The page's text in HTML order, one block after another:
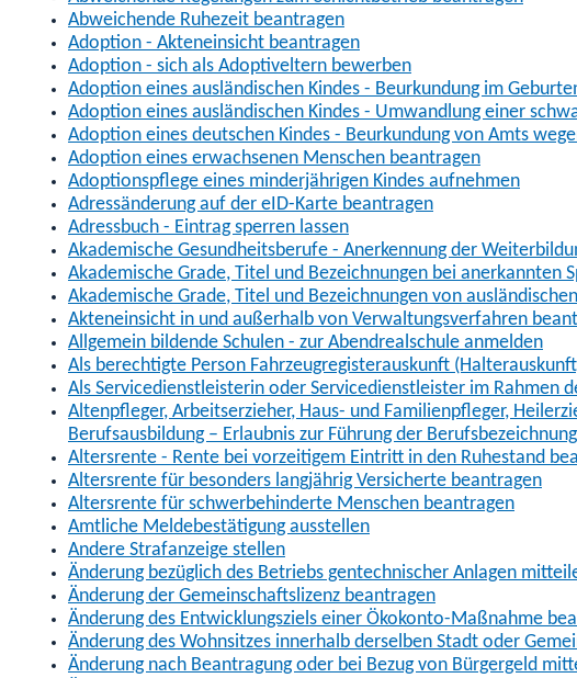
Abweichende Ruhezeit beantragen
Adoption - Akteneinsicht beantragen
Adoption - sich als Adoptiveltern bewerben
Adoption eines ausländischen Kindes - Beurkundung im
Adoption eines ausländischen Kindes - Umwandlung einer
Adoption eines deutschen Kindes - Beurkundung von Amts
Adoption eines erwachsenen Menschen beantragen
Adoptionspflege eines minderjährigen Kindes aufnehmen
Adressänderung auf der eID-Karte beantragen
Adressbuch - Eintrag sperren lassen
Akademische Gesundheitsberufe - Anerkennung der
Akademische Grade, Titel und Bezeichnungen bei anerkannten
Akademische Grade, Titel und Bezeichnungen von
Akteneinsicht in und außerhalb von Verwaltungsverfahren
Allgemein bildende Schulen - zur Abendrealschule anmelden
Als berechtigte Person Fahrzeugregisterauskunft
Als Servicedienstleisterin oder Servicedienstleister im Rahmen
Altenpfleger, Arbeitserzieher, Haus- und Familienpfleger,
Berufsausbildung – Erlaubnis zur Führung der
Altersrente - Rente bei vorzeitigem Eintritt in den Ruhestand
Altersrente für besonders langjährig Versicherte beantragen
Altersrente für schwerbehinderte Menschen beantragen
Amtliche Meldebestätigung ausstellen
Andere Strafanzeige stellen
Änderung bezüglich des Betriebs gentechnischer Anlagen
Änderung der Gemeinschaftslizenz beantragen
Änderung des Entwicklungsziels einer Ökokonto-Maßnahme
Änderung des Wohnsitzes innerhalb derselben Stadt oder
Änderung nach Beantragung oder bei Bezug von Bürgergeld